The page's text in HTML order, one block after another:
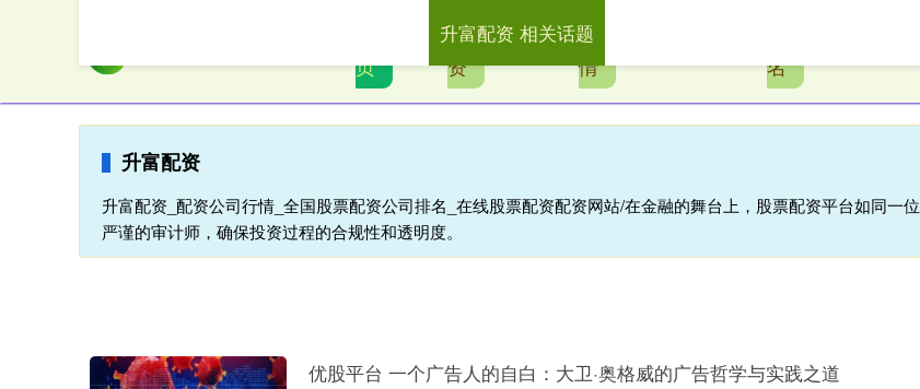
页
升富配
资
配资公司行
情
名
升富配资
升富配资_配资公司行情_全国股票配资公司排名_在线股票配资配资网站/在金融的舞台上，股票配资平台如同一位
严谨的审计师，确保投资过程的合规性和透明度。
升富配资 相关话题
优股平台 一个广告人的自白：大卫·奥格威的广告哲学与实践之道